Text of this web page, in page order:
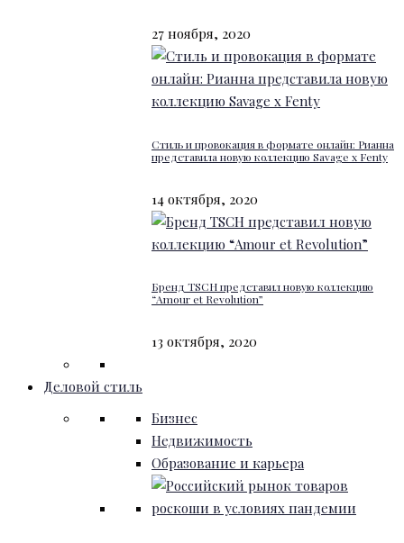
27 ноября, 2020
Стиль и провокация в формате онлайн: Рианна
представила новую коллекцию Savage x Fenty
14 октября, 2020
Бренд TSCH представил новую коллекцию
“Amour et Revolution”
13 октября, 2020
Деловой стиль
Бизнес
Недвижимость
Образование и карьера